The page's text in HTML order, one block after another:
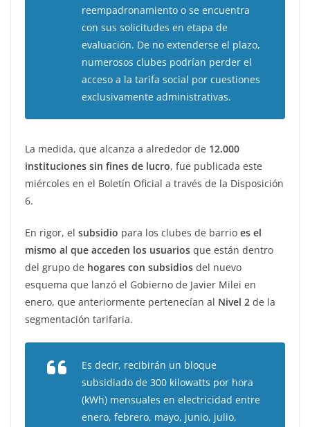
reempadronamiento o se encuentra
con sus solicitudes en etapa de
evaluación. De no extenderse el plazo,
numerosos clubes podrían perder el
acceso a la tarifa social por cuestiones
exclusivamente administrativas.
La medida, que alcanza a alrededor de 12.000
instituciones sin fines de lucro, fue publicada este
miércoles en el Boletín Oficial a través de la Disposición
6.
En rigor, el subsidio para los clubes de barrio es el
mismo al que acceden los usuarios que están dentro
del grupo de hogares con subsidios del nuevo
esquema que lanzó el Gobierno de Javier Milei en
enero, que anteriormente pertenecían al Nivel 2 de la
segmentación tarifaria.
Es decir, recibirán un bloque
subsidiado de 300 kilowatts por hora
(kWh) mensuales en electricidad entre
enero, febrero, mayo, junio, julio,